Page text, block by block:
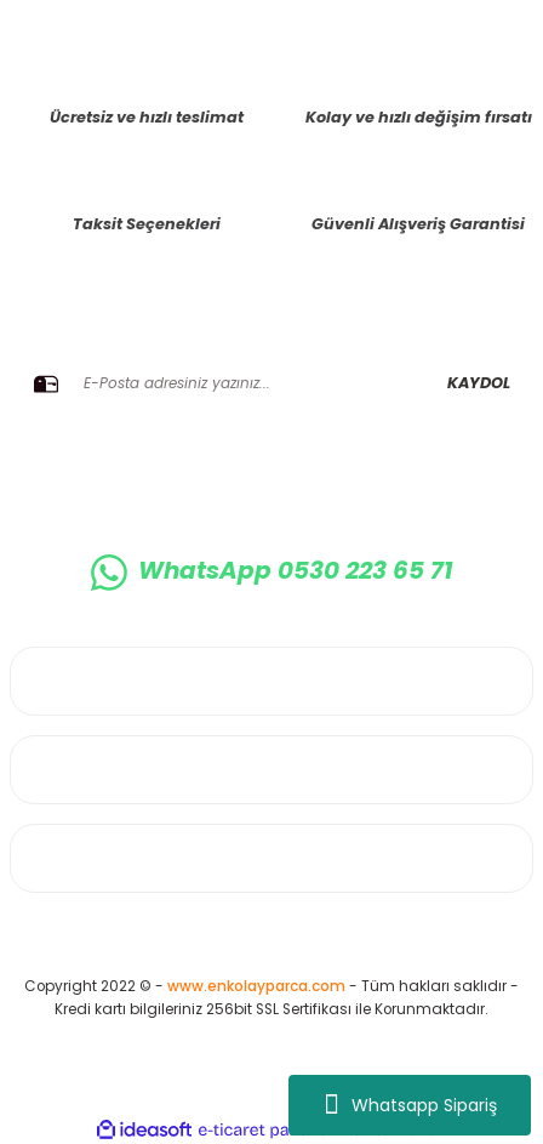
Whatsapp Sipariş
Ürün bilgilerinde hatalar bulunuyor.
Ücretsiz ve hızlı teslimat Kolay ve hızlı değişim fırsatı
Taksit Seçenekleri Güvenli Alışveriş Garantisi
KAYDOL
WhatsApp 0530 223 65 71
Copyright 2022 © - www.enkolayparca.com - Tüm hakları saklıdır -
Kredi kartı bilgileriniz 256bit SSL Sertifikası ile Korunmaktadır.
ideasoft